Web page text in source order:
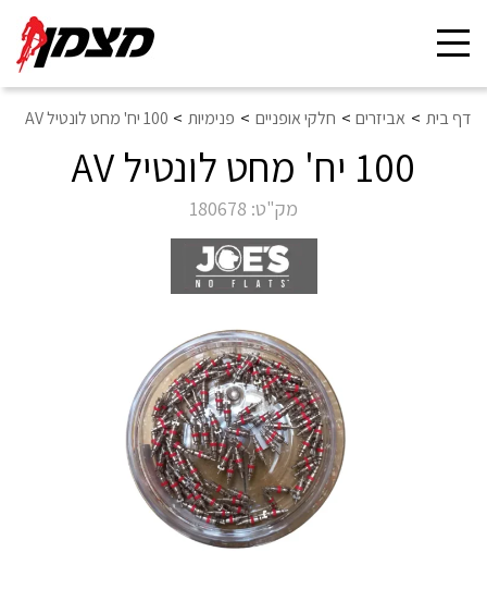
Toggle
navigation
דף בית אביזרים חלקי אופניים פנימיות 100 יח' מחט לונטיל AV
100 יח' מחט לונטיל AV
מק"ט: 180678